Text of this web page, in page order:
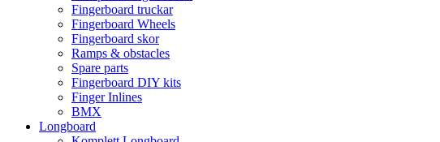
Fingerboard truckar
Fingerboard Wheels
Fingerboard skor
Ramps & obstacles
Spare parts
Fingerboard DIY kits
Finger Inlines
BMX
Longboard